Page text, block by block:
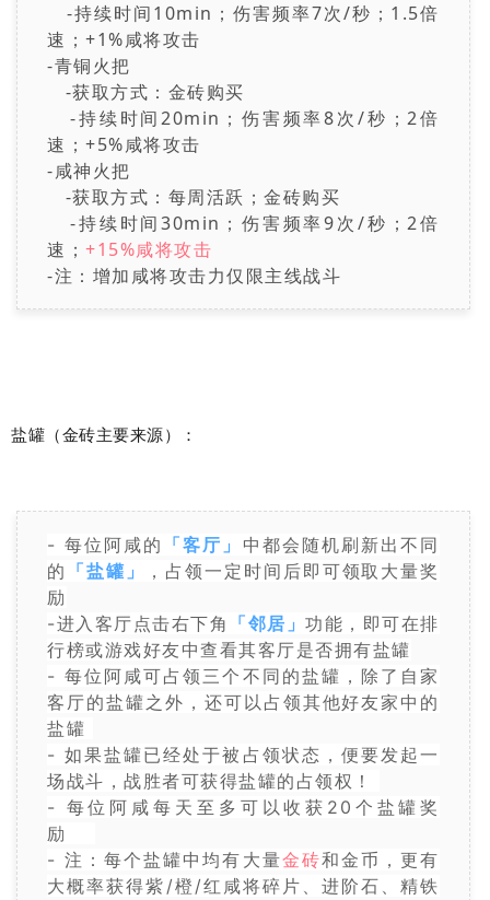
-持续时间10min；伤害频率7次/秒；1.5倍
速；+1%咸将攻击
-青铜火把
-获取方式：金砖购买
-持续时间20min；伤害频率8次/秒；2倍
速；+5%咸将攻击
-咸神火把
-获取方式：每周活跃；金砖购买
-持续时间30min；伤害频率9次/秒；2倍
速；+15%咸将攻击
-注：增加咸将攻击力仅限主线战斗
盐罐（金砖主要来源）：
- 每位阿咸的 「客厅」 中都会随机刷新出不同
的 「盐罐」
，占领一定时间后即可领取大量奖
励
-进入客厅点击右下角 「邻居」功能，即可在排
行榜或游戏好友中查看其客厅是否拥有盐罐
- 每位阿咸可占领三个不同的盐罐，除了自家
客厅的盐罐之外，还可以占领其他好友家中的
盐罐
- 如果盐罐已经处于被占领状态，便要发起一
场战斗，战胜者可获得盐罐的占领权！
- 每位阿咸每天至多可以收获20个盐罐奖
励
- 注：每个盐罐中均有大量金砖和金币，更有
大概率获得紫/橙/红咸将碎片、进阶石、精铁